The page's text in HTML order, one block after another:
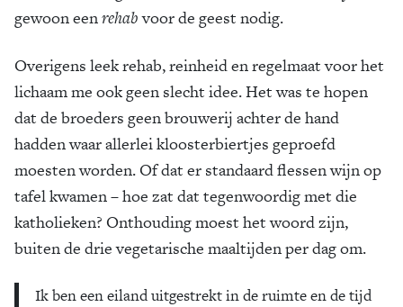
gewoon eenrehabvoor de geest nodig.
Overigens leek rehab, reinheid en regelmaat voor het
lichaam me ook geen slecht idee. Het was te hopen
dat de broeders geen brouwerij achter de hand
hadden waar allerlei kloosterbiertjes geproefd
moesten worden. Of dat er standaard flessen wijn op
tafel kwamen – hoe zat dat tegenwoordig met die
katholieken? Onthouding moest het woord zijn,
buiten de drie vegetarische maaltijden per dag om.
Ik ben een eiland uitgestrekt in de ruimte en de tijd